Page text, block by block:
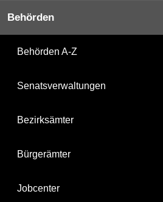
Behörden
Behörden A-Z
Senatsverwaltungen
Bezirksämter
Bürgerämter
Jobcenter